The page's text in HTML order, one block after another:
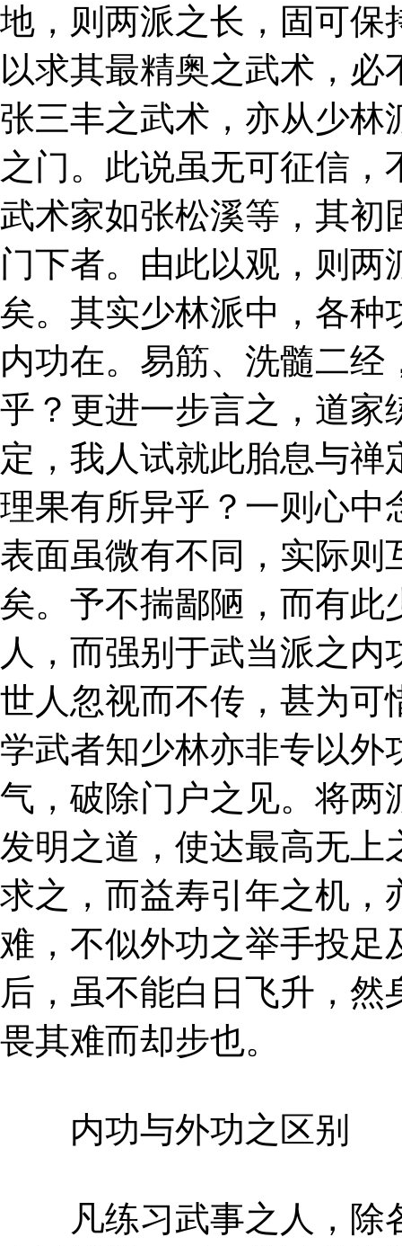
地，则两派之长，固可保
以求其最精奥之武术，
张三丰之武术，亦从少林
之门。此说虽无可征信
武术家如张松溪等，其初
门下者。由此以观，则
矣。其实少林派中，各种
内功在。易筋、洗髓二
乎？更进一步言之，道家
定，我人试就此胎息与
理果有所异乎？一则心中
表面虽微有不同，实际则
矣。予不揣鄙陋，而有此
人，而强别于武当派之
世人忽视而不传，甚为可
学武者知少林亦非专以外
气，破除门户之见。将两
发明之道，使达最高无上
求之，而益寿引年之机，
难，不似外功之举手投足
后，虽不能白日飞升，
畏其难而却步也。
内功与外功之区别
凡练习武事之人，除